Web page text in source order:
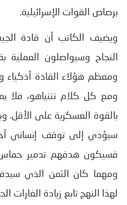
برصاص القوات الإسرائيلية.
ويضيف الكاتب أن قادة
النجاح وسيواصلون
ومعظم هؤلاء القادة
ومع كل كلام نتنياهو، فلا
بالقوة العسكرية على الأقل.
سيؤدي إلى توقف إنساني
فسيكون هدفهم تدمير
ومهما كان الثمن الذي
لهذا النهج تابع زيادة الغارات